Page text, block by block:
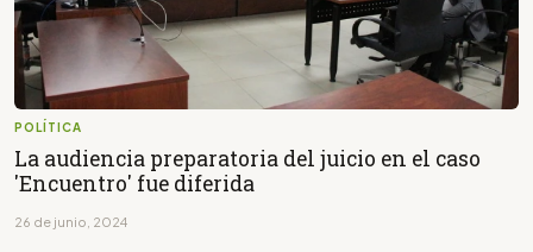
POLÍTICA
La audiencia preparatoria del juicio en el caso
'Encuentro' fue diferida
26 de junio, 2024